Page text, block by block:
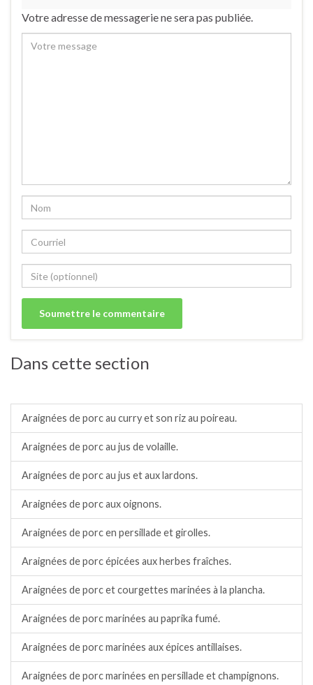
Votre adresse de messagerie ne sera pas publiée.
Dans cette section
Araignées de porc au curry et son riz au poireau.
Araignées de porc au jus de volaille.
Araignées de porc au jus et aux lardons.
Araignées de porc aux oignons.
Araignées de porc en persillade et girolles.
Araignées de porc épicées aux herbes fraîches.
Araignées de porc et courgettes marinées à la plancha.
Araignées de porc marinées au paprika fumé.
Araignées de porc marinées aux épices antillaises.
Araignées de porc marinées en persillade et champignons.